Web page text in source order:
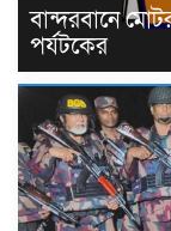
বান্দরবানে
পর্যটকের